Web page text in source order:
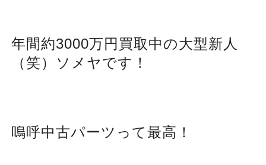
年間約3000万円買取中の大型新人
（笑）ソメヤです！
嗚呼中古パーツって最高！